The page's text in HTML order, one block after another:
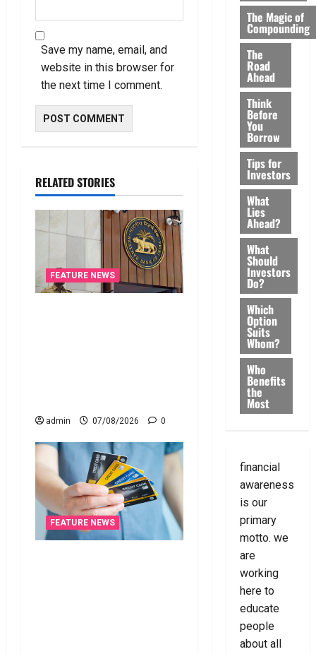
Save my name, email, and
website in this browser for
the next time I comment.
RELATED STORIES
FEATURE NEWS
admin 07/08/2026 0
FEATURE NEWS
The Magic of
Compounding
The
Road
Ahead
Think
Before
You
Borrow
Tips for
Investors
What
Lies
Ahead?
What
Should
Investors
Do?
Which
Option
Suits
Whom?
Who
Benefits
the
Most
financial
awareness
is our
primary
motto. we
are
working
here to
educate
people
about all